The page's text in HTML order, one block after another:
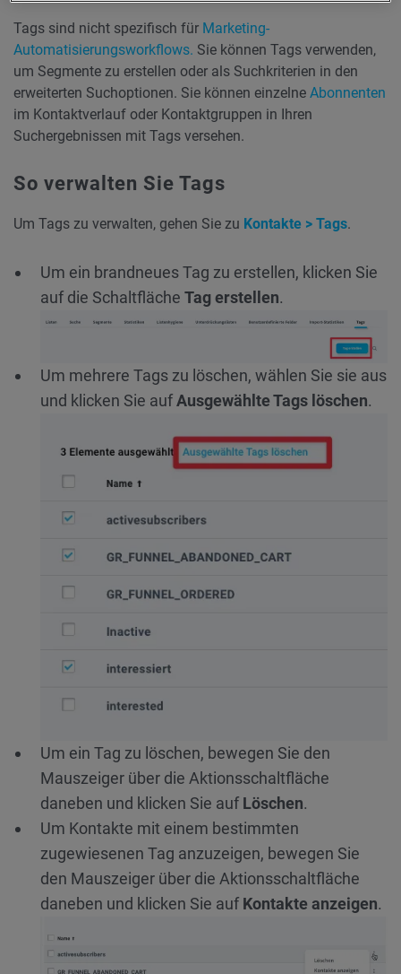
Tags sind nicht spezifisch für Marketing-
Automatisierungsworkflows. Sie können Tags verwenden,
um Segmente zu erstellen oder als Suchkriterien in den
erweiterten Suchoptionen. Sie können einzelne Abonnenten
im Kontaktverlauf oder Kontaktgruppen in Ihren
Suchergebnissen mit Tags versehen.
So verwalten Sie Tags
Um Tags zu verwalten, gehen Sie zu Kontakte > Tags.
Um ein brandneues Tag zu erstellen, klicken Sie
auf die Schaltfläche Tag erstellen.
Um mehrere Tags zu löschen, wählen Sie sie aus
und klicken Sie aufAusgewählte Tags löschen.
Um ein Tag zu löschen, bewegen Sie den
Mauszeiger über die Aktionsschaltfläche
daneben und klicken Sie auf Löschen.
Um Kontakte mit einem bestimmten
zugewiesenen Tag anzuzeigen, bewegen Sie
den Mauszeiger über die Aktionsschaltfläche
daneben und klicken Sie auf Kontakte anzeigen.